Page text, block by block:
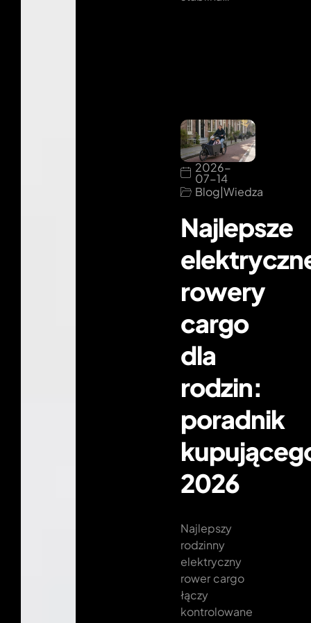
2026-
07-14
Blog|Wiedza
Najlepsze
rowery
cargo
dla
rodzin:
poradnik
2026
Najlepszy
rodzinny
elektryczny
rower cargo
łączy
kontrolowane